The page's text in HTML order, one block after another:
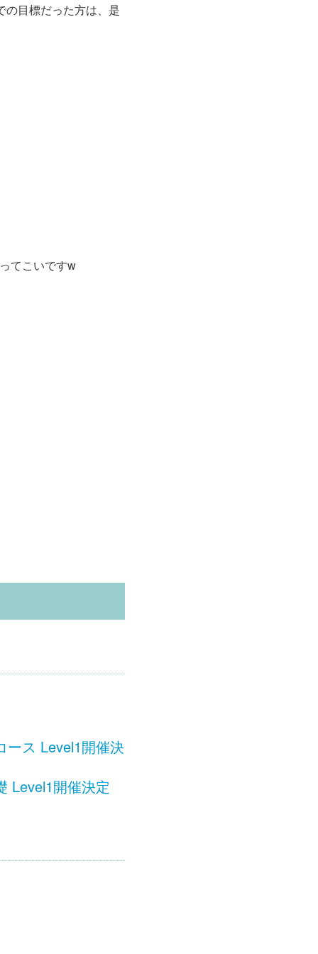
の目標だった方は、是
てこいですw
ース Level1開催決
Level1開催決定